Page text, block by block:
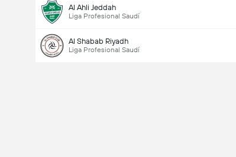
Al Ahli Jeddah
Liga Profesional Saudí
Al Shabab Riyadh
Liga Profesional Saudí